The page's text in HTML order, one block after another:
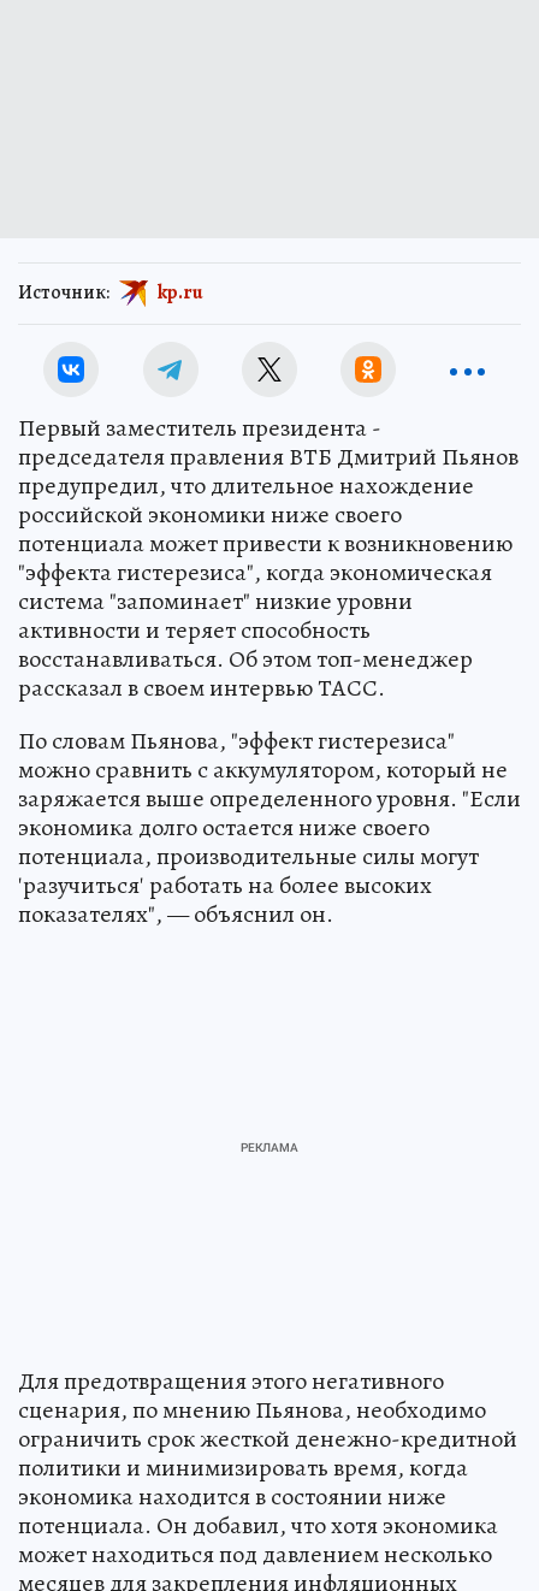
Источник: kp.ru
Первый заместитель президента -
председателя правления ВТБ Дмитрий Пьянов
предупредил, что длительное нахождение
российской экономики ниже своего
потенциала может привести к возникновению
"эффекта гистерезиса", когда экономическая
система "запоминает" низкие уровни
активности и теряет способность
восстанавливаться. Об этом топ-менеджер
рассказал в своем интервью ТАСС.
По словам Пьянова, "эффект гистерезиса"
можно сравнить с аккумулятором, который не
заряжается выше определенного уровня. "Если
экономика долго остается ниже своего
потенциала, производительные силы могут
'разучиться' работать на более высоких
показателях", — объяснил он.
Для предотвращения этого негативного
сценария, по мнению Пьянова, необходимо
ограничить срок жесткой денежно-кредитной
политики и минимизировать время, когда
экономика находится в состоянии ниже
потенциала. Он добавил, что хотя экономика
может находиться под давлением несколько
месяцев для закрепления инфляционных